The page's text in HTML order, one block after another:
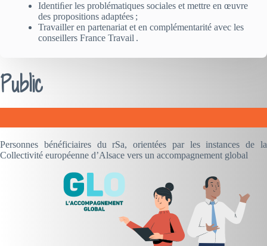
Identiﬁer les problématiques sociales et mettre en œuvre
des propositions adaptées ;
Travailler en partenariat et en complémentarité avec les
conseillers France Travail .
Public
Personnes bénéficiaires du rSa, orientées par les instances de la
Collectivité européenne d’Alsace vers un accompagnement global